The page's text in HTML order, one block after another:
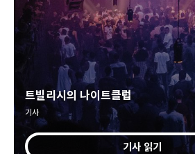
트빌리시의 나이트클럽
기사
기사 읽기